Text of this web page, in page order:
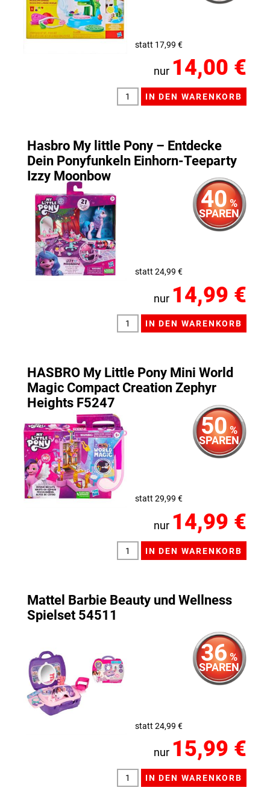
statt 17,99 €
nur 14,00 €
Hasbro My little Pony – Entdecke
Dein Ponyfunkeln Einhorn-Teeparty
Izzy Moonbow
40 %
SPAREN
statt 24,99 €
nur 14,99 €
HASBRO My Little Pony Mini World
Magic Compact Creation Zephyr
Heights F5247
50 %
SPAREN
statt 29,99 €
nur 14,99 €
Mattel Barbie Beauty und Wellness
Spielset 54511
36 %
SPAREN
statt 24,99 €
nur 15,99 €